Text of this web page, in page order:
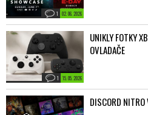
02. 06. 2026
1
15. 05. 2026
1
UNIKLY FOTKY
OVLADAČE
DISCORD NITRO